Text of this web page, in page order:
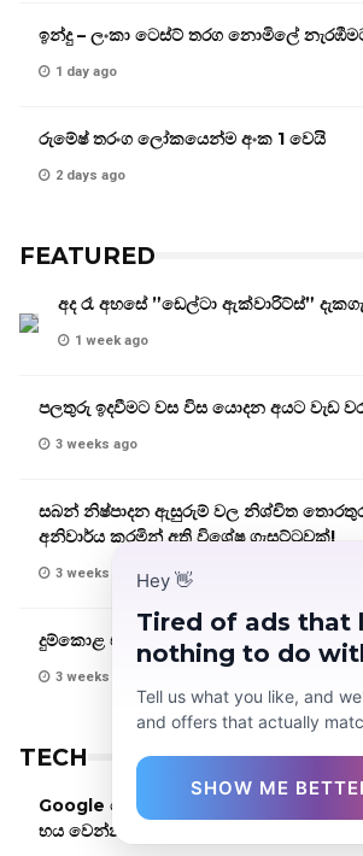
Hey 👋
Tired of ads that
nothing to do
Tell us what you like, and
and offers that actually
SHOW ME
ඉන්දු – ලංකා ටෙස්ට් තරග නොමිලේ
1 day ago
රුමේෂ් තරංග ලෝකයෙන්ම අංක 1 වෙයි
2 days ago
FEATURED
අද රෑ අහසේ ”ඩෙල්ටා ඇක්වාරිට්ස්”
1 week ago
පලතුරු ඉදවීමට වස විස යොදන අයට වැඩ
3 weeks ago
සබන් නිෂ්පාදන ඇසුරුම් වල නිශ්චිත
අනිවාර්ය කරමින් අති විශේෂ ගැසට්ටුවක්!
3 weeks ago
දුම්කොළ එක්ක බුලත් විට විකිණීම තහනම්
3 weeks ago
TECH
Google වෙතින් විප්ලවීය වෙනසක්!
භය වෙන්න ඕන නෑ!